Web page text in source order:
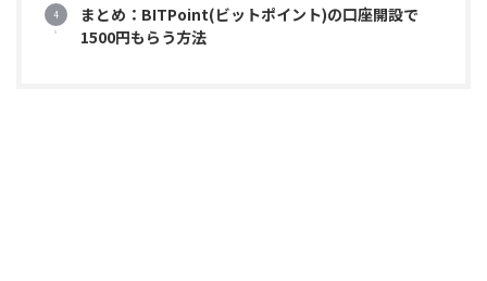
まとめ：BITPoint(ビットポイント)の口座開設で
1500円もらう方法